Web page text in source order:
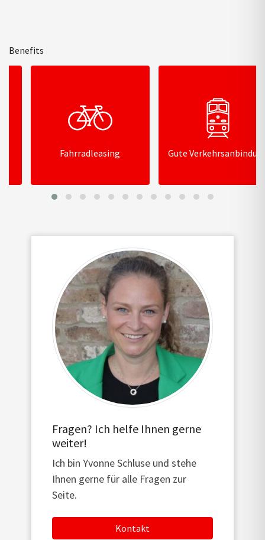
Benefits
Fahrradleasing Gute Verkehrsanbindung
Fragen? Ich helfe Ihnen gerne
weiter!
Ich bin Yvonne Schluse und stehe
Ihnen gerne für alle Fragen zur
Seite.
Kontakt